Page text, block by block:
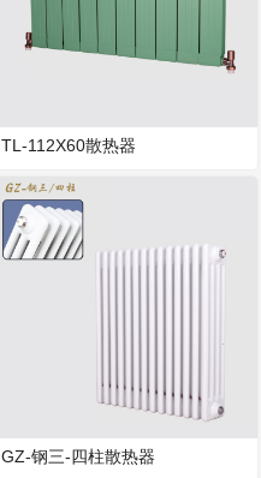
TL-112X60散热器
GZ-钢三-四柱散热器